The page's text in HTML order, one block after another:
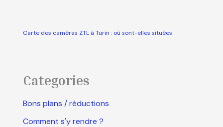
Carte des caméras ZTL à Turin : où sont-elles situées
Categories
Bons plans / réductions
Comment s'y rendre ?